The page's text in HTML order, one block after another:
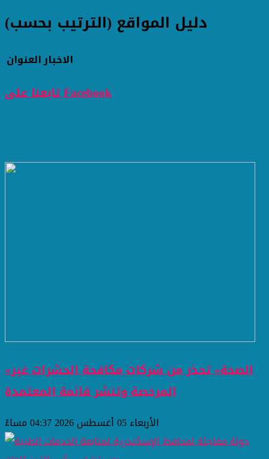
دليل المواقع (الترتيب بحسب)
العنوانالاخبار
تابعنا على Facebook
«الصحة» تحذر من شركات مكافحة الحشرات غير
المرخصة وتنشر قائمة المعتمدة
الأربعاء 05 أغسطس 2026 04:37 مساءً